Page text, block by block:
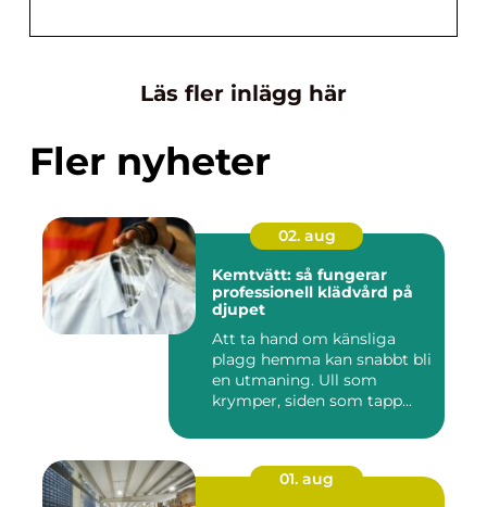
Läs fler inlägg här
Fler nyheter
02. aug
Kemtvätt: så fungerar
professionell klädvård på
djupet
Att ta hand om känsliga
plagg hemma kan snabbt bli
en utmaning. Ull som
krymper, siden som tapp...
01. aug